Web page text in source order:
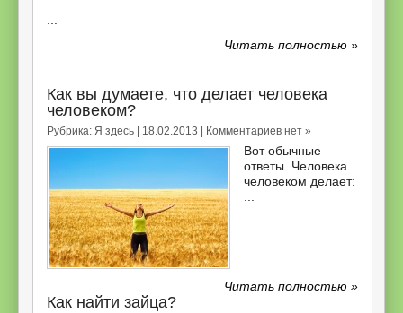
Читать полностью »
Как вы думаете, что делает человека
человеком?
Рубрика: Я здесь | 18.02.2013 | Комментариев нет »
Вот обычные
ответы. Человека
человеком делает:
Читать полностью »
Как найти зайца?